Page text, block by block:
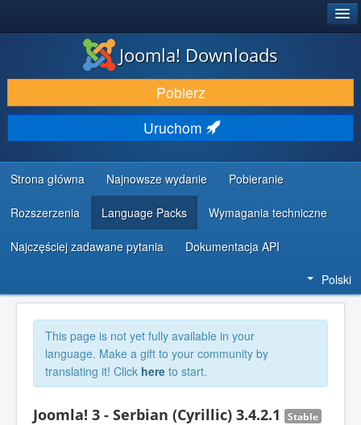
DODATKI I ROZSZERZENIA
ODKRYJ & POZNAJ
SPOŁECZNOŚĆ & WSPARCIE
ZASOBY DLA PROGRAMISTÓW
Joomla! Downloads
Pobierz
Uruchom
Strona główna Najnowsze wydanie Pobieranie
Rozszerzenia Language Packs Wymagania techniczne
Najczęściej zadawane pytania Dokumentacja API
Polski
This page is not yet fully available in your
language. Make a gift to your community by
translating it! Click here to start.
Joomla! 3 - Serbian (Cyrillic) 3.4.2.1 Stable